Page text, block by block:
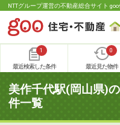
NTTグループ運営の不動産総合サイト
1
最近検索した条件
0
最近見た物件
美作千代駅(岡山県)
件一覧